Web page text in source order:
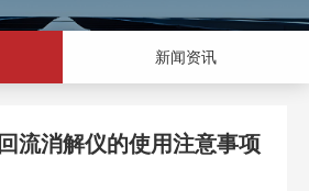
新闻资讯
流消解仪的使用注意事项